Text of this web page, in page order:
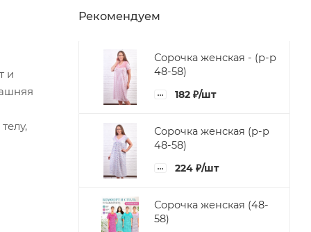
и
Рекомендуем
Сорочка женская - (р-р
48-58)
182 ₽/шт
Сорочка женская (р-р
48-58)
224 ₽/шт
Сорочка женская (48-
58)